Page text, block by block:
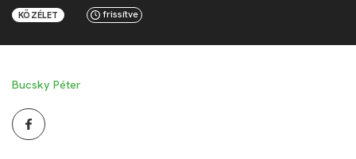
KÖZÉLET frissítve
Bucsky Péter